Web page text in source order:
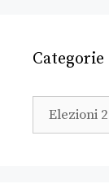
Categorie